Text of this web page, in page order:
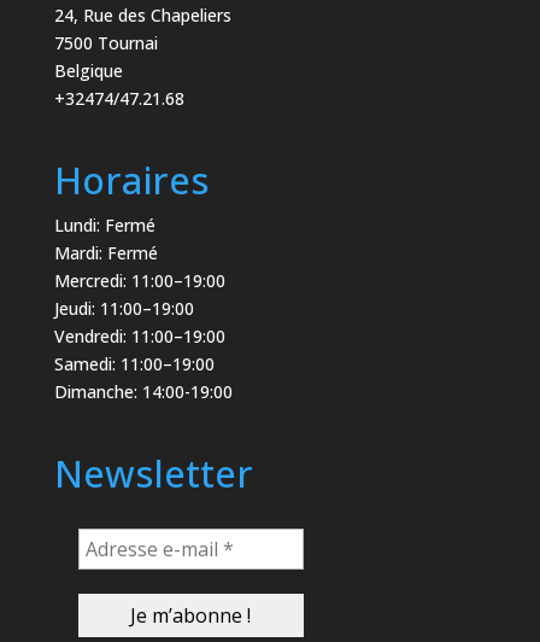
24, Rue des Chapeliers
7500 Tournai
Belgique
+32474/47.21.68
Horaires
Lundi: Fermé
Mardi: Fermé
Mercredi: 11:00–19:00
Jeudi: 11:00–19:00
Vendredi: 11:00–19:00
Samedi: 11:00–19:00
Dimanche: 14:00-19:00
Newsletter